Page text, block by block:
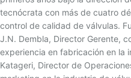
tecnócrata con más de cuatro
control de calidad de válvulas.
J.N. Dembla, Director Gerente,
experiencia en fabricación en la
Katageri, Director de